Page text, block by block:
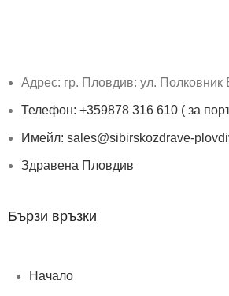
Адрес: гр. Пловдив: ул.
Телефон: +359878 316 610 ( за
Имейл: sales@sibirskozdrave-
Здравена Пловдив
Бързи връзки
Начало